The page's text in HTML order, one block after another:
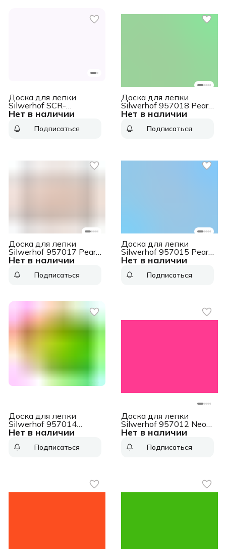
Нет в наличии
Доска для лепки
Silwerhof SCR-
BORDA3WH Create
цв.белыйПодписаться
Нет в наличии
Доска для лепки
Silwerhof 957018 Pearl
прямоугольная A4
Подписаться
Нет в наличии
Доска для лепки
Silwerhof 957017 Pearl
прямоугольная A4
Подписаться
Нет в наличии
Доска для лепки
Silwerhof 957015 Pearl
прямоугольная A4
Подписаться
Нет в наличии
Доска для лепки
Silwerhof 957014
прямоугольная
цв.ассорт.Подписаться
Нет в наличии
Доска для лепки
Silwerhof 957012 Neon
прямоугольная A5
Подписаться